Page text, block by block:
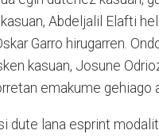
Abdeljalil Elafti
Garro hirugarren.
kasuan, Josune
emakume gehiago
dute lana esprint